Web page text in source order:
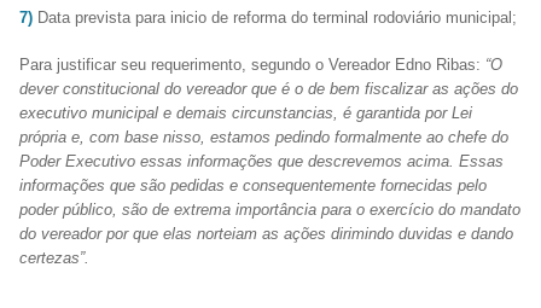
7) Data prevista para inicio de reforma do terminal rodoviário municipal;
Para justificar seu requerimento, segundo o Vereador Edno Ribas: “O
dever constitucional do vereador que é o de bem fiscalizar as ações do
executivo municipal e demais circunstancias, é garantida por Lei
própria e, com base nisso, estamos pedindo formalmente ao chefe do
Poder Executivo essas informações que descrevemos acima. Essas
informações que são pedidas e consequentemente fornecidas pelo
poder público, são de extrema importância para o exercício do mandato
do vereador por que elas norteiam as ações dirimindo duvidas e dando
certezas”.